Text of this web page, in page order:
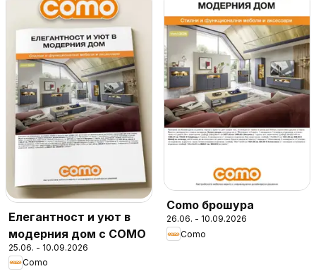
Елегантност и уют в
модерния дом с COMO
25.06. - 10.09.2026
Como
Como брошура
26.06. - 10.09.2026
Como